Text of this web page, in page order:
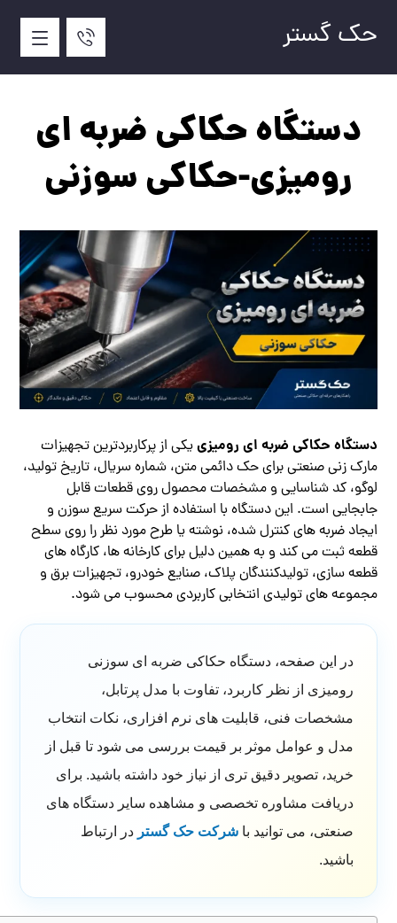
حک گستر
دستگاه حکاکی ضربه ای
رومیزی-حکاکی سوزنی
دستگاه حکاکی ضربه ای رومیزییکی از پرکاربردترین تجهیزات
مارک زنی صنعتی برای حک دائمی متن، شماره سریال، تاریخ تولید،
لوگو، کد شناسایی و مشخصات محصول روی قطعات قابل
جابجایی است. این دستگاه با استفاده از حرکت سریع سوزن و
ایجاد ضربه های کنترل شده، نوشته یا طرح مورد نظر را روی سطح
قطعه ثبت می کند و به همین دلیل برای کارخانه ها، کارگاه های
قطعه سازی، تولیدکنندگان پلاک، صنایع خودرو، تجهیزات برق و
مجموعه های تولیدی انتخابی کاربردی محسوب می شود.
در این صفحه، دستگاه حکاکی ضربه ای سوزنی
رومیزی از نظر کاربرد، تفاوت با مدل پرتابل،
مشخصات فنی، قابلیت های نرم افزاری، نکات انتخاب
مدل و عوامل موثر بر قیمت بررسی می شود تا قبل از
خرید، تصویر دقیق تری از نیاز خود داشته باشید. برای
دریافت مشاوره تخصصی و مشاهده سایر دستگاه های
صنعتی، می توانید باشرکت حک گستر در ارتباط
باشید.